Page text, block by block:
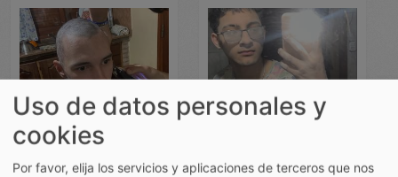
Cargada por: Wally Cargada por: Wally
Uso de datos personales y
cookies
Por favor, elija los servicios y aplicaciones de terceros que nos